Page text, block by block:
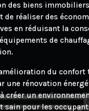
des biens
de réaliser des
en réduisant la
de
du confort
une rénovation
créer un
sain pour les